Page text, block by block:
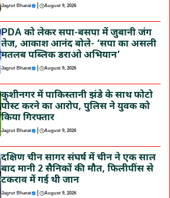
Jagrut Bharat | August 9, 2026
PDA को लेकर सपा-बसपा में जुबानी जंग
तेज, आकाश आनंद बोले- ‘सपा का असली
मतलब पब्लिक डराओ अभियान’
Jagrut Bharat | August 9, 2026
कुशीनगर में पाकिस्तानी झंडे के साथ फोटो
पोस्ट करने का आरोप, पुलिस ने युवक को
किया गिरफ्तार
Jagrut Bharat | August 9, 2026
दक्षिण चीन सागर संघर्ष में चीन ने एक साल
बाद मानी 2 सैनिकों की मौत, फिलीपींस से
टकराव में गई थी जान
Jagrut Bharat | August 9, 2026